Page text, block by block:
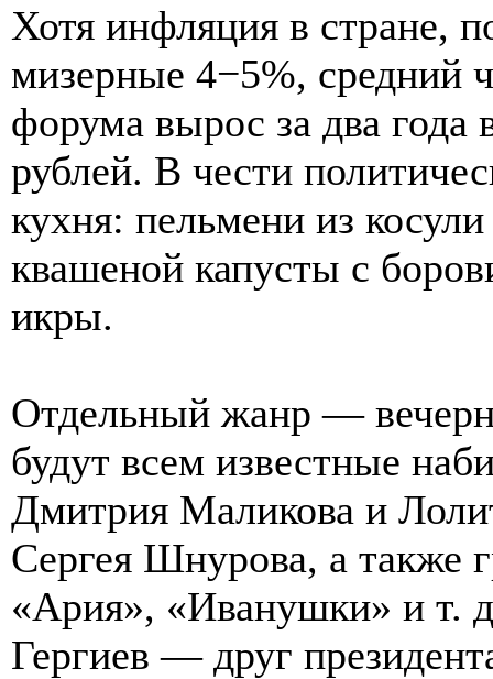
Хотя инфляция в стране,
мизерные 4−5%, средний
форума вырос за два года
рублей. В чести
кухня: пельмени из
квашеной капусты с
икры.
Отдельный жанр —
будут всем известные
Дмитрия Маликова и
Сергея Шнурова, а также
«Ария», «Иванушки» и т.
Гергиев — друг